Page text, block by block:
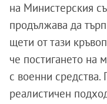
на Министерския
продължава да
щети от тази
че постигането на
с военни средства.
реалистичен